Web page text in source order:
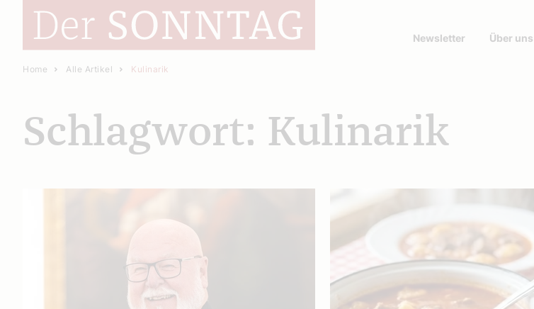
Newsletter Über uns
Home Alle Artikel Kulinarik
Schlagwort: Kulinarik